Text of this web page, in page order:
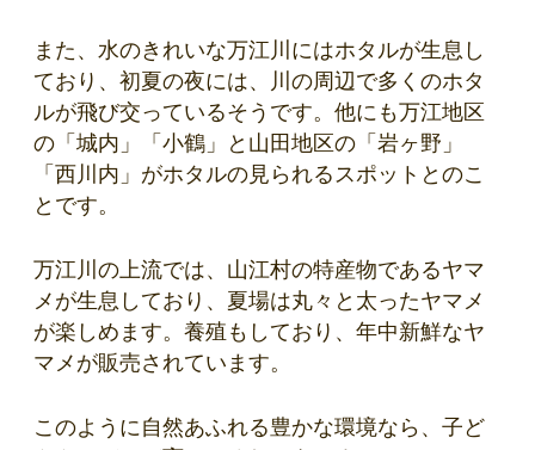
また、水のきれいな万江川にはホタルが生息し
ており、初夏の夜には、川の周辺で多くのホタ
ルが飛び交っているそうです。他にも万江地区
の「城内」「小鶴」と山田地区の「岩ヶ野」
「西川内」がホタルの見られるスポットとのこ
とです。
万江川の上流では、山江村の特産物であるヤマ
メが生息しており、夏場は丸々と太ったヤマメ
が楽しめます。養殖もしており、年中新鮮なヤ
マメが販売されています。
このように自然あふれる豊かな環境なら、子ど